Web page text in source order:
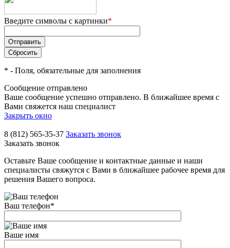
Введите символы с картинки*
* - Поля, обязательные для заполнения
Сообщение отправлено
Ваше сообщение успешно отправлено. В ближайшее время с
Вами свяжется наш специалист
Закрыть окно
8 (812) 565-35-37 Заказать звонок
Заказать звонок
Оставьте Ваше сообщение и контактные данные и наши
специалисты свяжутся с Вами в ближайшее рабочее время для
решения Вашего вопроса.
Ваш телефон*
Ваше имя